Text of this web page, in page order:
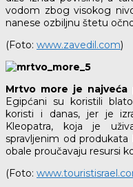
vodom zbog visokog
nanese ozbiljnu štetu
(Foto: www.zavedil.com)
Mrtvo more je
Egipćani su koristili
koristi i danas, jer je
Kleopatra, koja je
spravljenim od
obale proučavaju resursi
(Foto: